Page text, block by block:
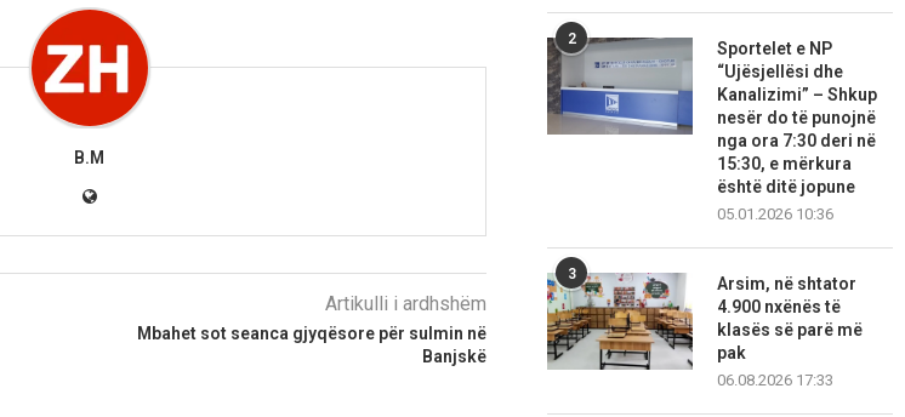
B.M
Artikulli i ardhshëm
Mbahet sot seanca gjyqësore për sulmin në
Banjskë
2
Sportelet e NP
“Ujësjellësi dhe
Kanalizimi” – Shkup
nesër do të punojnë
nga ora 7:30 deri në
15:30, e mërkura
është ditë jopune
05.01.2026 10:36
3
Arsim, në shtator
4.900 nxënës të
klasës së parë më
pak
06.08.2026 17:33